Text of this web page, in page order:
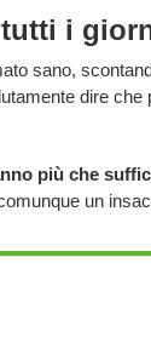
i
sano,
dire
più che
un